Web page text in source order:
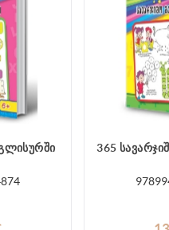
365